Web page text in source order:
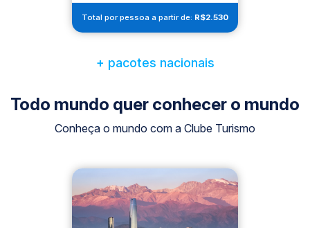
Total por pessoa a partir de: R$2.530
+ pacotes nacionais
Todo mundo quer conhecer o mundo
Conheça o mundo com a Clube Turismo